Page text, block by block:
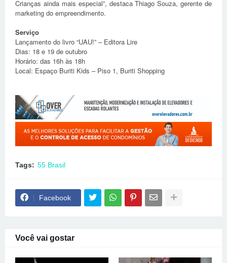
Crianças ainda mais especial”, destaca Thiago Souza, gerente de
marketing do empreendimento.
Serviço
Lançamento do livro “UAU!” – Editora Lire
Dias: 18 e 19 de outubro
Horário: das 16h às 18h
Local: Espaço Buriti Kids – Piso 1, Buriti Shopping
Tags: 55 Brasil
Facebook
Você vai gostar